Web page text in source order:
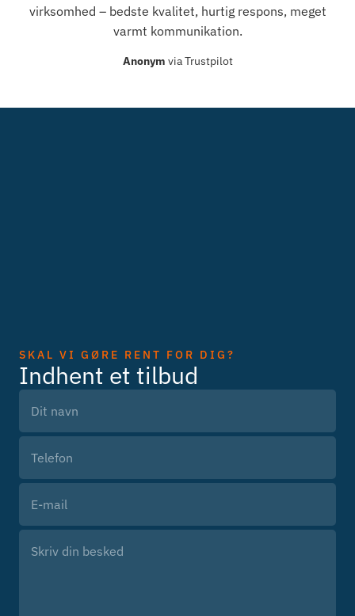
virksomhed – bedste kvalitet, hurtig respons, meget
varmt kommunikation.
Anonym via Trustpilot
SKAL VI GØRE RENT FOR DIG?
Indhent et tilbud